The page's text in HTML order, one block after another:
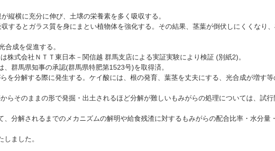
縦横に充分に伸び、土壌の栄養素を多く吸収する。
するとガラス質を身にまとい植物体を強化する。その結果、茎葉が倒伏しにくくなり
成を促進する。
会社ＮＴＴ東日本－関信越 群馬支店による実証実験により検証 (別紙2)。
馬県知事の承認(群馬県特肥第1523号)を取得済。
分解する際に発生する。ケイ酸には、根の発育、葉茎を丈夫にする、光合成が増す等
そのままの形で発掘・出土されるほど分解が難しいもみがらの処理については、試行
解されるまでのメカニズムの解明や給食残渣に対するもみがらの配合比率・水分量
ました。